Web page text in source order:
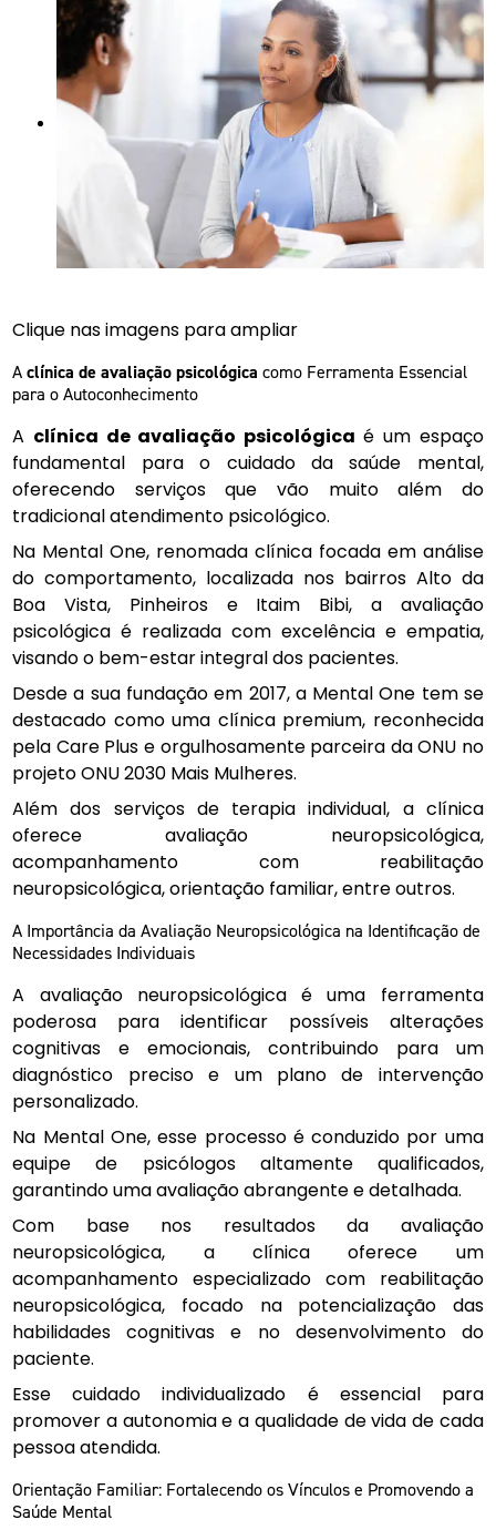
Clique nas imagens para ampliar
Aclínica de avaliação psicológica como Ferramenta Essencial
para o Autoconhecimento
A clínica de avaliação psicológica é um espaço
fundamental para o cuidado da saúde mental,
oferecendo serviços que vão muito além do
tradicional atendimento psicológico.
Na Mental One, renomada clínica focada em análise
do comportamento, localizada nos bairros Alto da
Boa Vista, Pinheiros e Itaim Bibi, a avaliação
psicológica é realizada com excelência e empatia,
visando o bem-estar integral dos pacientes.
Desde a sua fundação em 2017, a Mental One tem se
destacado como uma clínica premium, reconhecida
pela Care Plus e orgulhosamente parceira da ONU no
projeto ONU 2030 Mais Mulheres.
Além dos serviços de terapia individual, a clínica
oferece avaliação neuropsicológica,
acompanhamento com reabilitação
neuropsicológica, orientação familiar, entre outros.
A Importância da Avaliação Neuropsicológica na Identificação de
Necessidades Individuais
A avaliação neuropsicológica é uma ferramenta
poderosa para identificar possíveis alterações
cognitivas e emocionais, contribuindo para um
diagnóstico preciso e um plano de intervenção
personalizado.
Na Mental One, esse processo é conduzido por uma
equipe de psicólogos altamente qualificados,
garantindo uma avaliação abrangente e detalhada.
Com base nos resultados da avaliação
neuropsicológica, a clínica oferece um
acompanhamento especializado com reabilitação
neuropsicológica, focado na potencialização das
habilidades cognitivas e no desenvolvimento do
paciente.
Esse cuidado individualizado é essencial para
promover a autonomia e a qualidade de vida de cada
pessoa atendida.
Orientação Familiar: Fortalecendo os Vínculos e Promovendo a
Saúde Mental